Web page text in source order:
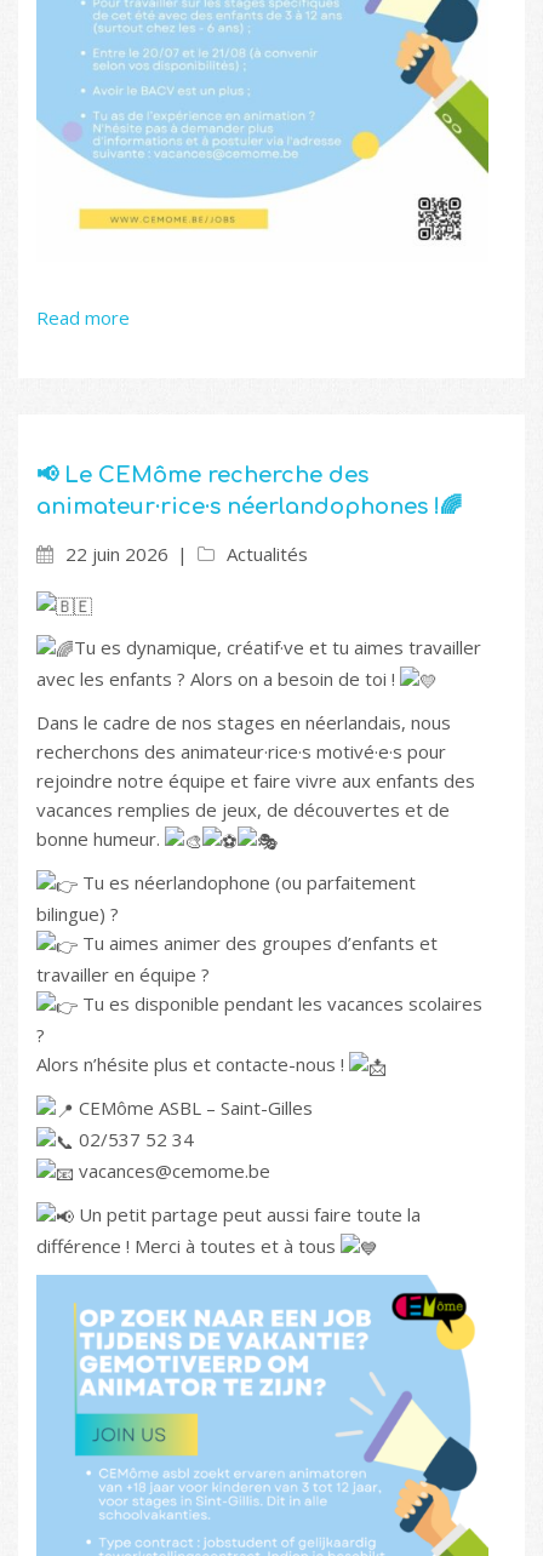
Read more
📢 Le CEMôme recherche des
animateur·rice·s néerlandophones !🌈
22 juin 2026
Actualités
Tu es dynamique, créatif·ve et tu aimes travailler
avec les enfants ? Alors on a besoin de toi !
Dans le cadre de nos stages en néerlandais, nous
recherchons des animateur·rice·s motivé·e·s pour
rejoindre notre équipe et faire vivre aux enfants des
vacances remplies de jeux, de découvertes et de
bonne humeur.
Tu es néerlandophone (ou parfaitement
bilingue) ?
Tu aimes animer des groupes d’enfants et
travailler en équipe ?
Tu es disponible pendant les vacances scolaires
?
Alors n’hésite plus et contacte-nous !
CEMôme ASBL – Saint-Gilles
02/537 52 34
vacances@cemome.be
Un petit partage peut aussi faire toute la
différence ! Merci à toutes et à tous